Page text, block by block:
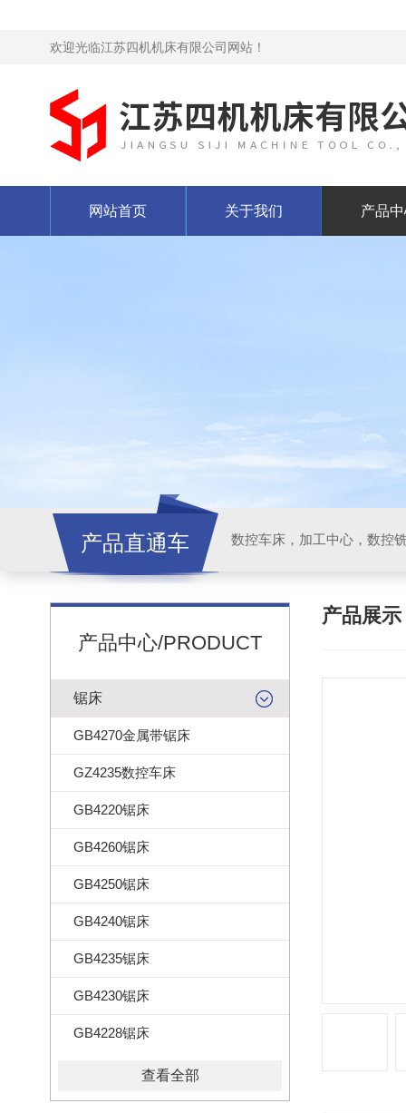
欢迎光临江苏四机机床有限公司网站！
网站首页 关于我们 产品
产品直通车
产品中心/PRODUCT
锯床
GB4270金属带锯床
GZ4235数控车床
GB4220锯床
GB4260锯床
GB4250锯床
GB4240锯床
GB4235锯床
GB4230锯床
GB4228锯床
查看全部
产品展示